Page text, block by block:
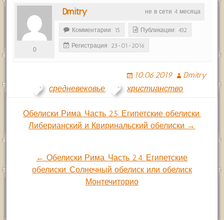
не в сети 4 месяца
Dmitry
0
Комментарии: 15 Публикации: 432
Регистрация: 23-01-2016
10.06.2019
Dmitry
средневековье, христианство
Навигация
записям
Обелиски Рима. Часть 2.5. Египетские обелиски.
Либерианский и Квиринальский обелиски →
← Обелиски Рима. Часть 2.4. Египетские
обелиски. Солнечный обелиск или обелиск
Монтечиторио